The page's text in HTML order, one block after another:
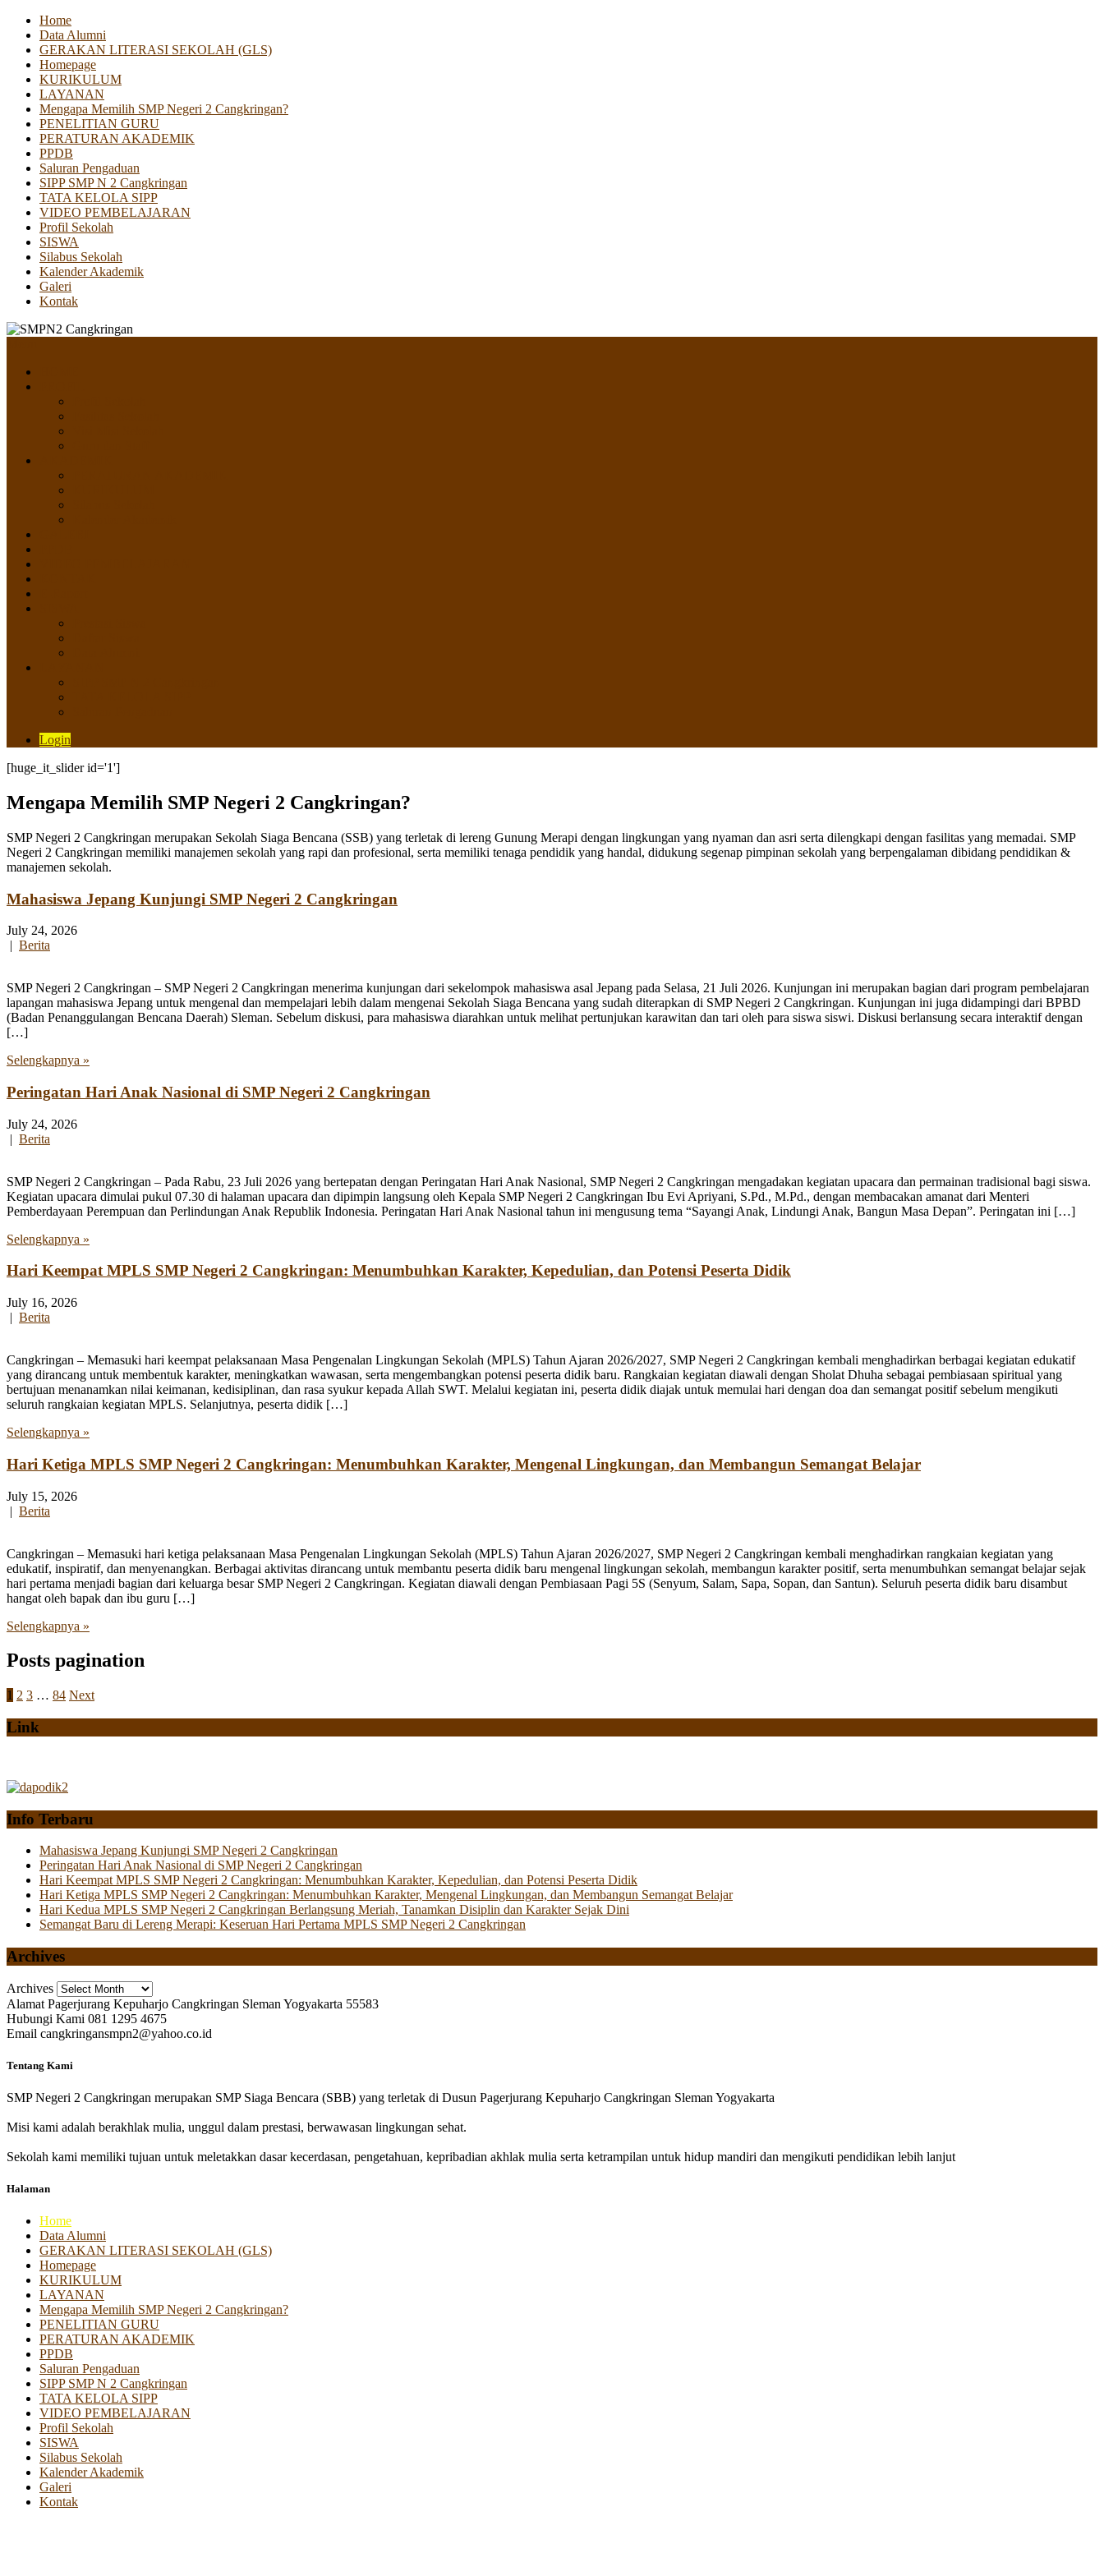
Home
Data Alumni
GERAKAN LITERASI SEKOLAH (GLS)
Homepage
KURIKULUM
LAYANAN
Mengapa Memilih SMP Negeri 2 Cangkringan?
PENELITIAN GURU
PERATURAN AKADEMIK
PPDB
Saluran Pengaduan
SIPP SMP N 2 Cangkringan
TATA KELOLA SIPP
VIDEO PEMBELAJARAN
Profil Sekolah
SISWA
Silabus Sekolah
Kalender Akademik
Galeri
Kontak
Login
[huge_it_slider id='1']
Mengapa Memilih SMP Negeri 2 Cangkringan?
SMP Negeri 2 Cangkringan merupakan Sekolah Siaga Bencana (SSB) yang terletak di lereng Gunung Merapi dengan lingkungan yang nyaman dan asri serta dilengkapi dengan fasilitas yang memadai. SMP
Negeri 2 Cangkringan memiliki manajemen sekolah yang rapi dan profesional, serta memiliki tenaga pendidik yang handal, didukung segenap pimpinan sekolah yang berpengalaman dibidang pendidikan &
manajemen sekolah.
Mahasiswa Jepang Kunjungi SMP Negeri 2 Cangkringan
July 24, 2026
| Berita
SMP Negeri 2 Cangkringan – SMP Negeri 2 Cangkringan menerima kunjungan dari sekelompok mahasiswa asal Jepang pada Selasa, 21 Juli 2026. Kunjungan ini merupakan bagian dari program pembelajaran
lapangan mahasiswa Jepang untuk mengenal dan mempelajari lebih dalam mengenai Sekolah Siaga Bencana yang sudah diterapkan di SMP Negeri 2 Cangkringan. Kunjungan ini juga didampingi dari BPBD
(Badan Penanggulangan Bencana Daerah) Sleman. Sebelum diskusi, para mahasiswa diarahkan untuk melihat pertunjukan karawitan dan tari oleh para siswa siswi. Diskusi berlansung secara interaktif dengan
[…]
Selengkapnya »
Peringatan Hari Anak Nasional di SMP Negeri 2 Cangkringan
July 24, 2026
| Berita
SMP Negeri 2 Cangkringan – Pada Rabu, 23 Juli 2026 yang bertepatan dengan Peringatan Hari Anak Nasional, SMP Negeri 2 Cangkringan mengadakan kegiatan upacara dan permainan tradisional bagi siswa.
Kegiatan upacara dimulai pukul 07.30 di halaman upacara dan dipimpin langsung oleh Kepala SMP Negeri 2 Cangkringan Ibu Evi Apriyani, S.Pd., M.Pd., dengan membacakan amanat dari Menteri
Pemberdayaan Perempuan dan Perlindungan Anak Republik Indonesia. Peringatan Hari Anak Nasional tahun ini mengusung tema “Sayangi Anak, Lindungi Anak, Bangun Masa Depan”. Peringatan ini […]
Selengkapnya »
Hari Keempat MPLS SMP Negeri 2 Cangkringan: Menumbuhkan Karakter, Kepedulian, dan Potensi Peserta Didik
July 16, 2026
| Berita
Cangkringan – Memasuki hari keempat pelaksanaan Masa Pengenalan Lingkungan Sekolah (MPLS) Tahun Ajaran 2026/2027, SMP Negeri 2 Cangkringan kembali menghadirkan berbagai kegiatan edukatif
yang dirancang untuk membentuk karakter, meningkatkan wawasan, serta mengembangkan potensi peserta didik baru. Rangkaian kegiatan diawali dengan Sholat Dhuha sebagai pembiasaan spiritual yang
bertujuan menanamkan nilai keimanan, kedisiplinan, dan rasa syukur kepada Allah SWT. Melalui kegiatan ini, peserta didik diajak untuk memulai hari dengan doa dan semangat positif sebelum mengikuti
seluruh rangkaian kegiatan MPLS. Selanjutnya, peserta didik […]
Selengkapnya »
Hari Ketiga MPLS SMP Negeri 2 Cangkringan: Menumbuhkan Karakter, Mengenal Lingkungan, dan Membangun Semangat Belajar
July 15, 2026
| Berita
Cangkringan – Memasuki hari ketiga pelaksanaan Masa Pengenalan Lingkungan Sekolah (MPLS) Tahun Ajaran 2026/2027, SMP Negeri 2 Cangkringan kembali menghadirkan rangkaian kegiatan yang
edukatif, inspiratif, dan menyenangkan. Berbagai aktivitas dirancang untuk membantu peserta didik baru mengenal lingkungan sekolah, membangun karakter positif, serta menumbuhkan semangat belajar sejak
hari pertama menjadi bagian dari keluarga besar SMP Negeri 2 Cangkringan. Kegiatan diawali dengan Pembiasaan Pagi 5S (Senyum, Salam, Sapa, Sopan, dan Santun). Seluruh peserta didik baru disambut
hangat oleh bapak dan ibu guru […]
Selengkapnya »
Posts pagination
1 2 3 … 84 Next
Link
Info Terbaru
Mahasiswa Jepang Kunjungi SMP Negeri 2 Cangkringan
Peringatan Hari Anak Nasional di SMP Negeri 2 Cangkringan
Hari Keempat MPLS SMP Negeri 2 Cangkringan: Menumbuhkan Karakter, Kepedulian, dan Potensi Peserta Didik
Hari Ketiga MPLS SMP Negeri 2 Cangkringan: Menumbuhkan Karakter, Mengenal Lingkungan, dan Membangun Semangat Belajar
Hari Kedua MPLS SMP Negeri 2 Cangkringan Berlangsung Meriah, Tanamkan Disiplin dan Karakter Sejak Dini
Semangat Baru di Lereng Merapi: Keseruan Hari Pertama MPLS SMP Negeri 2 Cangkringan
Archives
Archives
Alamat Pagerjurang Kepuharjo Cangkringan Sleman Yogyakarta 55583
Hubungi Kami 081 1295 4675
Email cangkringansmpn2@yahoo.co.id
Tentang Kami
SMP Negeri 2 Cangkringan merupakan SMP Siaga Bencara (SBB) yang terletak di Dusun Pagerjurang Kepuharjo Cangkringan Sleman Yogyakarta
Misi kami adalah berakhlak mulia, unggul dalam prestasi, berwawasan lingkungan sehat.
Sekolah kami memiliki tujuan untuk meletakkan dasar kecerdasan, pengetahuan, kepribadian akhlak mulia serta ketrampilan untuk hidup mandiri dan mengikuti pendidikan lebih lanjut
Halaman
Home
Data Alumni
GERAKAN LITERASI SEKOLAH (GLS)
Homepage
KURIKULUM
LAYANAN
Mengapa Memilih SMP Negeri 2 Cangkringan?
PENELITIAN GURU
PERATURAN AKADEMIK
PPDB
Saluran Pengaduan
SIPP SMP N 2 Cangkringan
TATA KELOLA SIPP
VIDEO PEMBELAJARAN
Profil Sekolah
SISWA
Silabus Sekolah
Kalender Akademik
Galeri
Kontak